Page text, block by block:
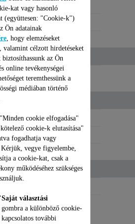
fémes rézszín
50–60 Hz
1100-1300 W
3
Kerámia
kat vagy hasonló
(együttesen: "Cookie-k")
Ön adatainak
, hogy elemzéseket
valamint célzott hirdetéseket
biztosíthassunk az Ön
online tevékenységei
teremthessünk a
médiában történő
cookie elfogadása"
cookie-k elutasítása"
fogadhatja vagy
vegye figyelembe,
a cookie-kat, csak a
működéséhez szükséges
választási
gombra a különböző cookie-
további